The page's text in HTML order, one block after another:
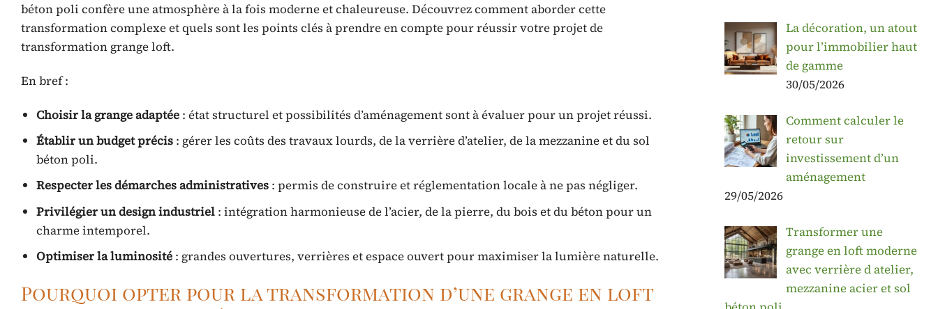
béton poli confère une atmosphère à la fois moderne et chaleureuse. Découvrez comment aborder cette
transformation complexe et quels sont les points clés à prendre en compte pour réussir votre projet de
transformation grange loft.
En bref :
Choisir la grange adaptée : état structurel et possibilités d’aménagement sont à évaluer pour un projet réussi.
Établir un budget précis : gérer les coûts des travaux lourds, de la verrière d’atelier, de la mezzanine et du sol
béton poli.
Respecter les démarches administratives : permis de construire et réglementation locale à ne pas négliger.
Privilégier un design industriel : intégration harmonieuse de l’acier, de la pierre, du bois et du béton pour un
charme intemporel.
Optimiser la luminosité : grandes ouvertures, verrières et espace ouvert pour maximiser la lumière naturelle.
Pourquoi opter pour la transformation d’une grange en loft
La décoration, un atout
pour l’immobilier haut
de gamme
30/05/2026
Comment calculer le
retour sur
investissement d’un
aménagement
29/05/2026
Transformer une
grange en loft moderne
avec verrière d atelier,
mezzanine acier et sol